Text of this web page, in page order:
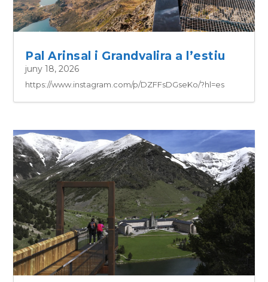
Pal Arinsal i Grandvalira a l’estiu
juny 18, 2026
https://www.instagram.com/p/DZFFsDGseKo/?hl=es